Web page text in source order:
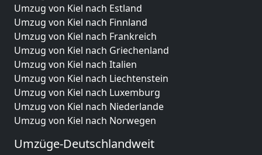
Umzug von Kiel nach Estland
Umzug von Kiel nach Finnland
Umzug von Kiel nach Frankreich
Umzug von Kiel nach Griechenland
Umzug von Kiel nach Italien
Umzug von Kiel nach Liechtenstein
Umzug von Kiel nach Luxemburg
Umzug von Kiel nach Niederlande
Umzug von Kiel nach Norwegen
Umzüge-Deutschlandweit